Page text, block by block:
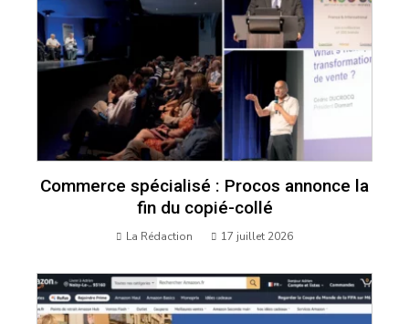
Commerce spécialisé : Procos annonce la
fin du copié-collé
La Rédaction 17 juillet 2026